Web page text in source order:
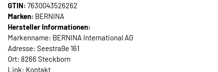
GTIN: 7630043526262
Marken: BERNINA
Hersteller Informationen:
Markenname: BERNINA International AG
Adresse: Seestraße 161
Ort: 8266 Steckborn
Link: Kontakt